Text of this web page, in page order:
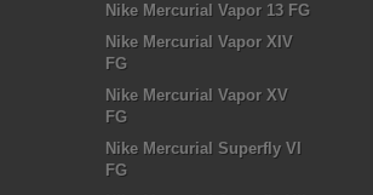
Nike Mercurial Vapor 13 FG
Nike Mercurial Vapor XIV
FG
Nike Mercurial Vapor XV
FG
Nike Mercurial Superfly VI
FG